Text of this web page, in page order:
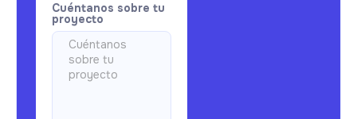
Cuéntanos sobre tu
proyecto